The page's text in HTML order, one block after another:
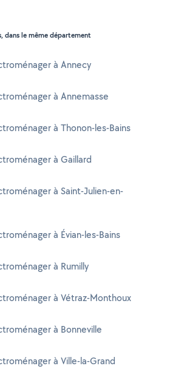
dans le même département
à Annecy
à Annemasse
à Thonon-les-Bains
à Gaillard
à Saint-Julien-en-
à Évian-les-Bains
à Rumilly
à Vétraz-Monthoux
à Bonneville
à Ville-la-Grand